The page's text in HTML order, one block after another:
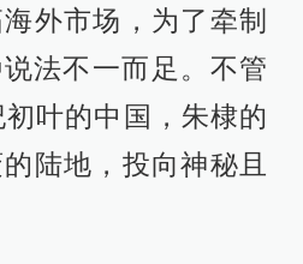
外市场，为了牵制
法不一而足。不管
叶的中国，朱棣的
陆地，投向神秘且